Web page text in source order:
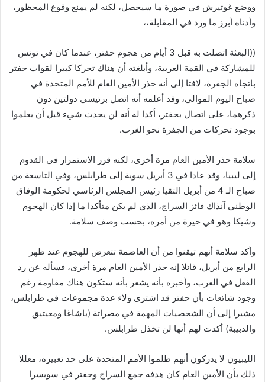
ووضع غوتيرش في صورة ما سيحصل، لكنه لم يمنع وقوع المحظور،
وأدناه أبرز ما ورد في المقابلة،،
((البعثة اتصلت به قبل 3 أيام من هجوم حفتر، عندما كان في تونس
للمشاركة في القمة العربية، وأبلغته أن هناك تحركا كبيرا لقوات حفتر
باتجاه الجفرة، لافتا إلى أنه حذر الأمين العام للأمم المتحدة في
صباح اليوم الموالي، وقد أعلمه أنه اتصل برئيسي دولتين دون
ذكرهما، على اتصال بحفتر، أكدا له أنه لن يحدث شيء قبل أن يعلموا
بوجود تحركات من الجفرة نحو الغرب.
سلامة حذر الأمين العام مرة أخرى، لكنه قرر الاستمرار في القدوم
إلى ليبيا، وقد عادا في 3 أبريل سوية إلى طرابلس، وفي التاسعة من
صباح الـ 4 من أبريل التقيا رئيس المجلس الرئاسي لحكومة الوفاق
الوطني آنذاك فائز السراج، الذي لم يكن متأكدا ما إذا كان الهجوم
وشيكا وهو في حيرة من أمره، بحسب وصف سلامة.
وأكد سلامة أنهم تيقنوا من أن العاصمة تتعرض للهجوم عند ظهر
الرابع من أبريل، قائلا إنه حذر الأمين العام مرة أخرى، فسأله عن رد
الفعل في الغرب، وأخبره بأنه يشعر بأنه ستكون هناك مقاومة رغم
وجود شائعات بأن حفتر قد اشترى ولاء عدة مجموعات في طرابلس،
مشيرا إلى أن الشخصيات المهمة في مصراتة (باشاغا ومعيتيق
والدبيبة) أكدت لهم أنها لن تخذل طرابلس.
الليبيون لا يدركون أنهم ظلموا الأمم المتحدة على حد تعبيره، معللا
ذلك بأن الأمين العام كان هدفه جمع السراج وحفتر في سويسرا